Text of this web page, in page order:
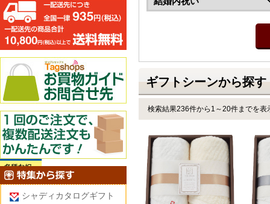
ギフトシーンから探
検索結果236件から1～20件までを表
シャディカタログギフト